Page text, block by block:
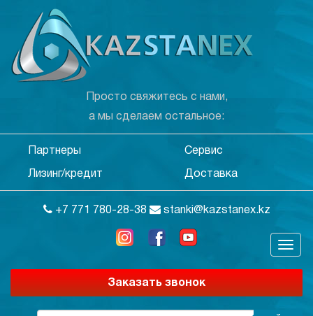
Просто свяжитесь с нами,
а мы сделаем остальное:
Партнеры Сервис
Лизинг/кредит Доставка
+7 771 780-28-38 stanki@kazstanex.kz
Заказать звонок